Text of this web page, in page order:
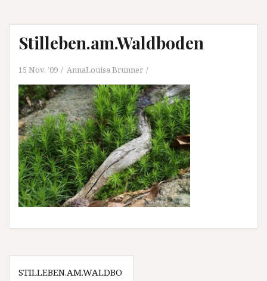
Stilleben.am.Waldboden
15 Nov. ’09 AnnaLouisa Brunner
Beitragsnavigation
STILLEBEN.AM.WALDBO